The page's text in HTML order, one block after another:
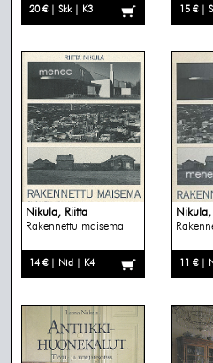
20 € | Skk | K3 15 € |
Nikula, Riitta
Rakennettu maisema
14 € | Nid | K4
Nikula,
11 € |